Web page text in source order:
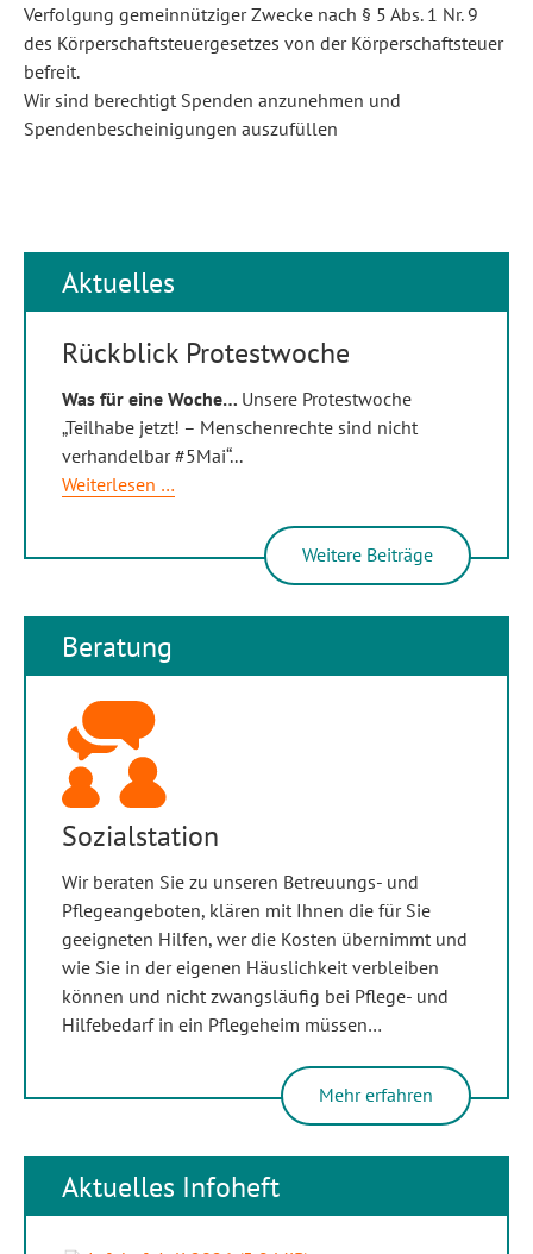
Verfolgung gemeinnütziger Zwecke nach § 5 Abs. 1 Nr. 9
des Körperschaftsteuergesetzes von der Körperschaftsteuer
befreit.
Wir sind berechtigt Spenden anzunehmen und
Spendenbescheinigungen auszufüllen
Aktuelles
Rückblick Protestwoche
Was für eine Woche… Unsere Protestwoche
„Teilhabe jetzt! – Menschenrechte sind nicht
verhandelbar #5Mai“...
Weiterlesen …
Weitere Beiträge
Beratung
Sozialstation
Wir beraten Sie zu unseren Betreuungs- und
Pflegeangeboten, klären mit Ihnen die für Sie
geeigneten Hilfen, wer die Kosten übernimmt und
wie Sie in der eigenen Häuslichkeit verbleiben
können und nicht zwangsläufig bei Pflege- und
Hilfebedarf in ein Pflegeheim müssen…
Mehr erfahren
Aktuelles Infoheft